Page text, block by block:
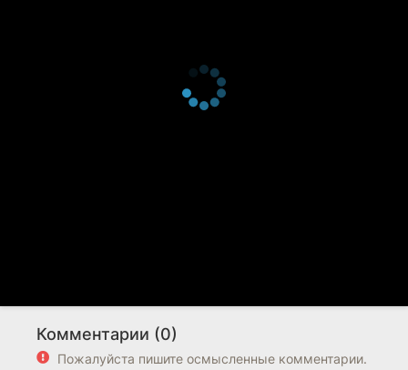
Комментарии (0)
Пожалуйста пишите осмысленные комментарии.